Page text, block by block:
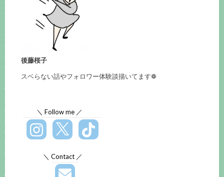
後藤桜子
スベらない話やフォロワー体験談描いてます❁
＼ Follow me ／
＼ Contact ／